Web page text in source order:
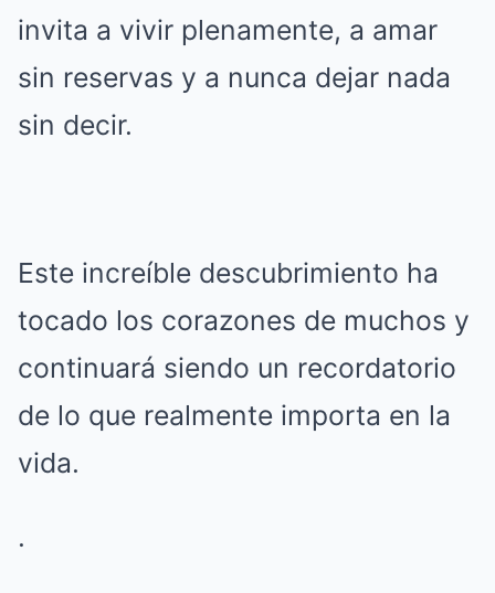
invita a vivir plenamente, a amar
sin reservas y a nunca dejar nada
sin decir.
Este increíble descubrimiento ha
tocado los corazones de muchos y
continuará siendo un recordatorio
de lo que realmente importa en la
vida.
.